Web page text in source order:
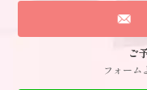
ご
フォーム